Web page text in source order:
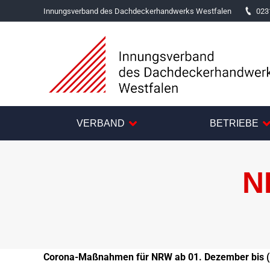
Innungsverband des Dachdeckerhandwerks Westfalen
VERBAND BETRIEBE
Corona-Maßnahmen für NRW ab 01. Dezember bis